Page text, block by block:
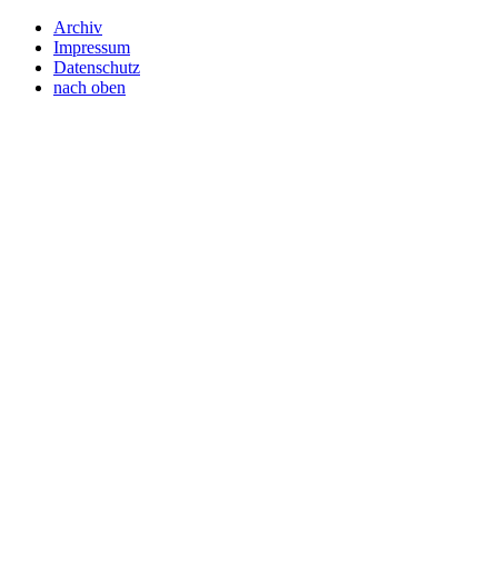
Archiv
Impressum
Datenschutz
nach oben